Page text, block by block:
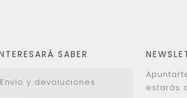
SABER
Envío y devoluciones
estarás